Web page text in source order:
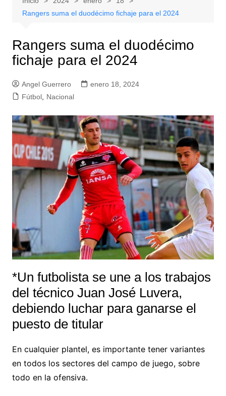
Rangers suma el duodécimo fichaje para el 2024
Rangers suma el duodécimo
fichaje para el 2024
Angel Guerrero
enero 18, 2024
Fútbol, Nacional
*Un futbolista se une a los trabajos
del técnico Juan José Luvera,
debiendo luchar para ganarse el
puesto de titular
En cualquier plantel, es importante tener variantes
en todos los sectores del campo de juego, sobre
todo en la ofensiva.